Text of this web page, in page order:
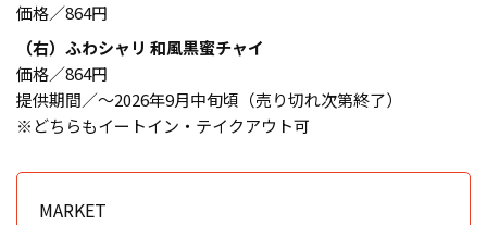
価格／864円
（右）ふわシャリ 和風黒蜜チャイ
価格／864円
提供期間／〜2026年9月中旬頃（売り切れ次第終了）
※どちらもイートイン・テイクアウト可
MARKET